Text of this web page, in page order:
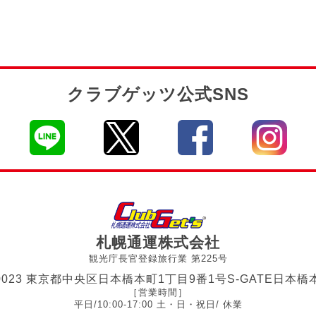
す
す
クラブゲッツ公式SNS
札幌通運株式会社
観光庁長官登録旅行業 第225号
東京都中央区日本橋本町1丁目9番1号S-GATE日本橋
［営業時間］
平日/10:00-17:00 土・日・祝日/ 休業